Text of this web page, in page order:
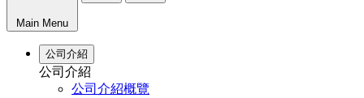
Main Menu
公司介紹
公司介紹
公司介紹概覽